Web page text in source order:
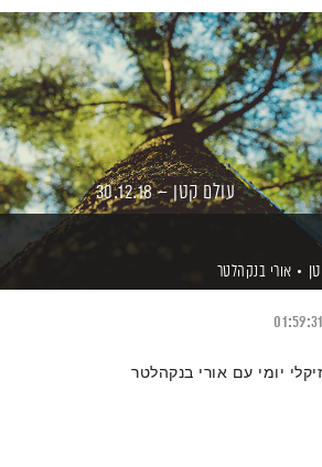
עולם קטן – 30.12.18
אורי בנקהלטר
01:59:31
יומי עם אורי בנקהלטר